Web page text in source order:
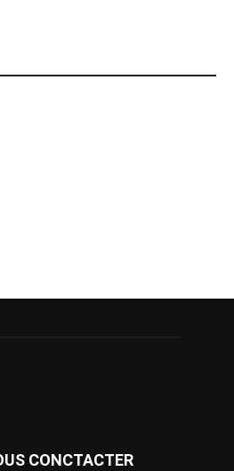
CONCTACTER